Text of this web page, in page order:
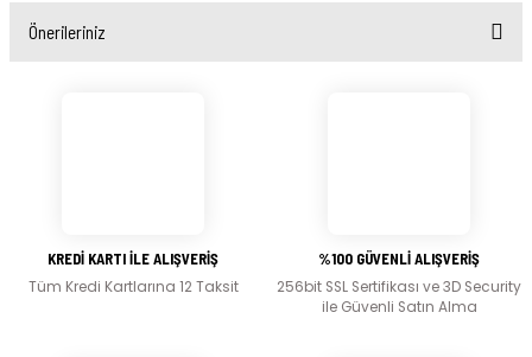
Önerileriniz
Ürün bilgilerinde hatalar bulunuyor.
Ürün fiyatı diğer sitelerden daha pahalı.
KREDİ KARTI İLE ALIŞVERİŞ
Tüm Kredi Kartlarına 12 Taksit
%100 GÜVENLİ ALIŞVERİŞ
256bit SSL Sertifikası ve 3D Security
ile Güvenli Satın Alma